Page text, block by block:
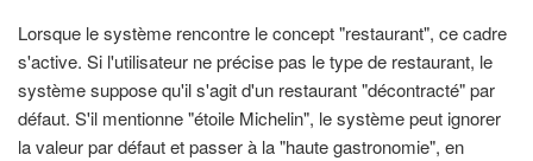
Lorsque le système rencontre le concept "restaurant", ce cadre
s'active. Si l'utilisateur ne précise pas le type de restaurant, le
système suppose qu'il s'agit d'un restaurant "décontracté" par
défaut. S'il mentionne "étoile Michelin", le système peut ignorer
la valeur par défaut et passer à la "haute gastronomie", en